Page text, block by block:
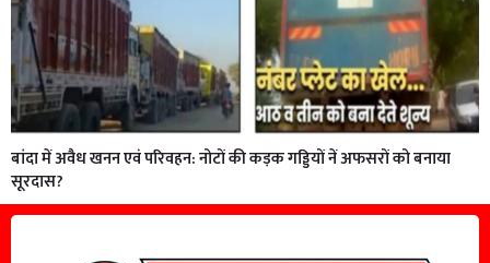
बांदा में अवैध खनन एवं परिवहन: नोटों की कड़क गड्डियों नें अफसरों को बनाया
सूरदास?